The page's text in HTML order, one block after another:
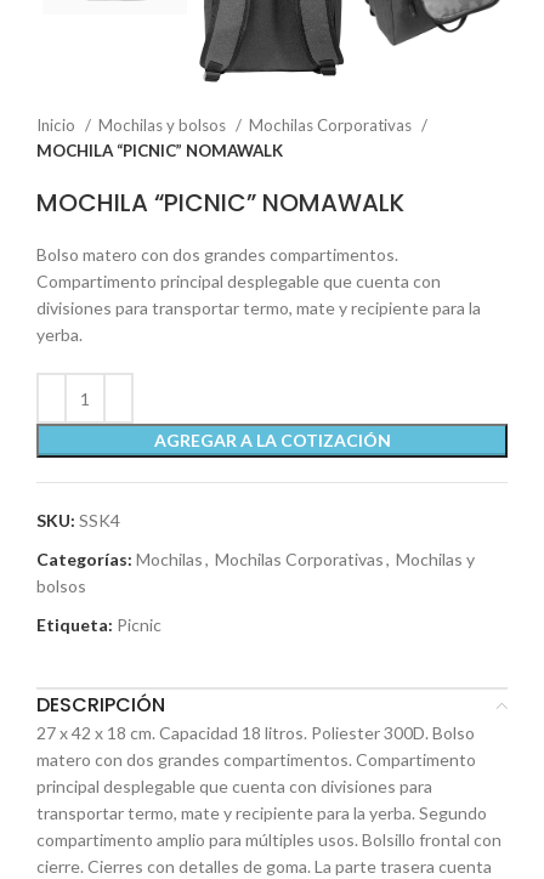
Inicio Mochilas y bolsos
Mochilas Corporativas
MOCHILA “PICNIC” NOMAWALK
MOCHILA “PICNIC” NOMAWALK
Bolso matero con dos grandes compartimentos.
Compartimento principal desplegable que cuenta con
divisiones para transportar termo, mate y recipiente para la
yerba.
AGREGAR A LA COTIZACIÓN
SKU: SSK4
Categorías: Mochilas, Mochilas Corporativas, Mochilas y
bolsos
Etiqueta: Picnic
DESCRIPCIÓN
27 x 42 x 18 cm. Capacidad 18 litros. Poliester 300D. Bolso
matero con dos grandes compartimentos. Compartimento
principal desplegable que cuenta con divisiones para
transportar termo, mate y recipiente para la yerba. Segundo
compartimento amplio para múltiples usos. Bolsillo frontal con
cierre. Cierres con detalles de goma. La parte trasera cuenta